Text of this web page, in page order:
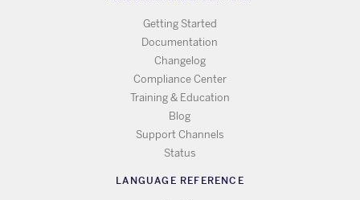
Getting Started
Documentation
Changelog
Compliance Center
Training & Education
Blog
Support Channels
Status
LANGUAGE REFERENCE